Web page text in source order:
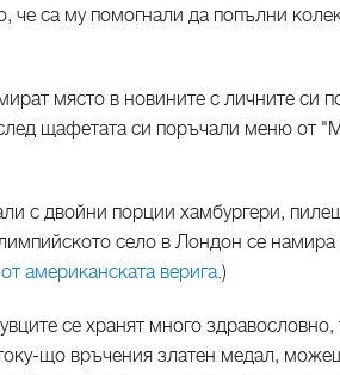
че са му помогнали да попълни
място в новините с личните си
щафетата си поръчали меню от
с двойни порции хамбургери,
село в Лондон се намира
американската верига.)
се хранят много
що връчения златен медал,